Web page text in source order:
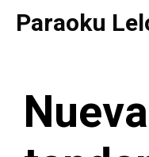
SaltarParaoku